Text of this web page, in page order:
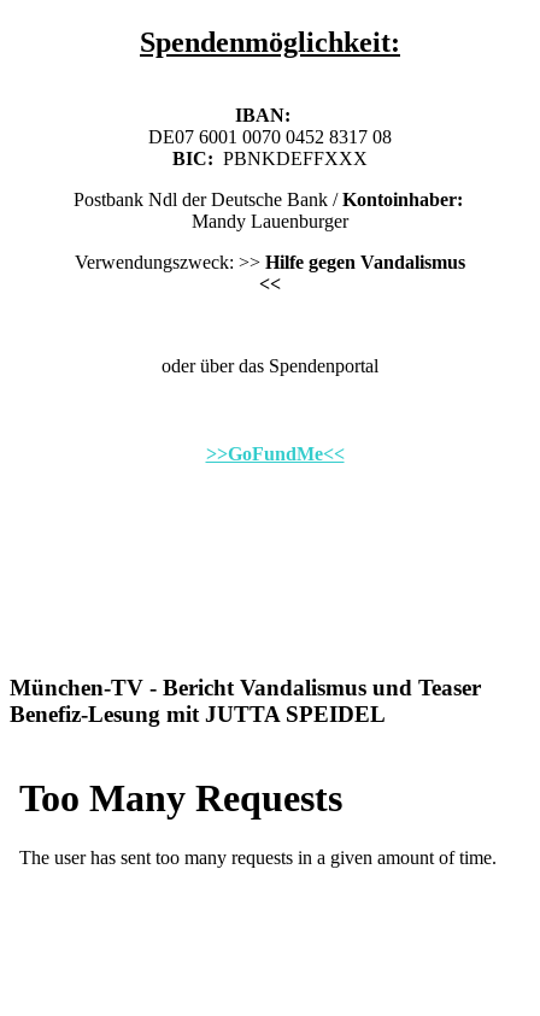
Spendenmöglichkeit:
IBAN:
DE07 6001 0070 0452 8317 08
BIC: PBNKDEFFXXX
Postbank Ndl der Deutsche Bank /Kontoinhaber:
Mandy Lauenburger
Verwendungszweck: >> Hilfe gegen Vandalismus
<<
oder über das Spendenportal
>>GoFundMe<<
München-TV - Bericht Vandalismus und Teaser
Benefiz-Lesung mit JUTTA SPEIDEL